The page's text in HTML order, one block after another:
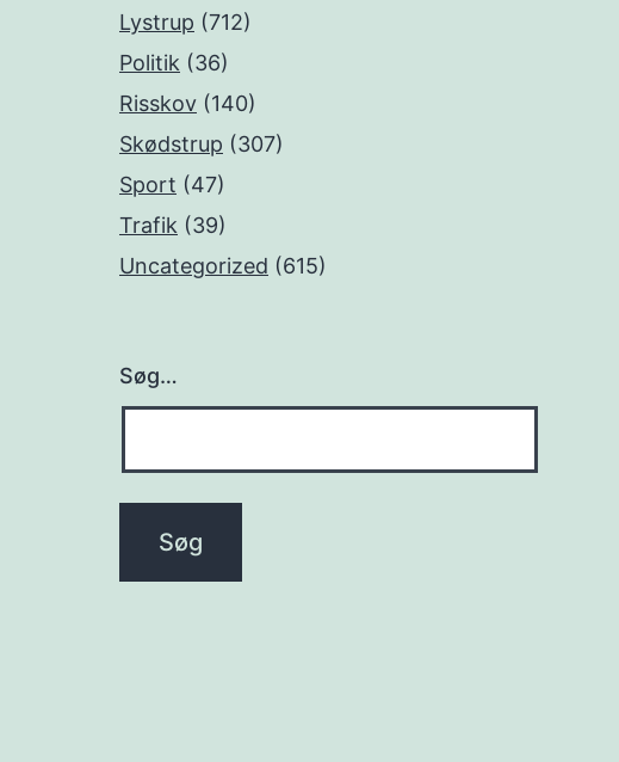
Lystrup (712)
Politik (36)
Risskov (140)
Skødstrup (307)
Sport (47)
Trafik (39)
Uncategorized (615)
Søg…